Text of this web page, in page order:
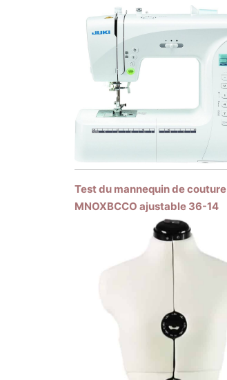
Test du mannequin de couture
MNOXBCCO ajustable 36-14